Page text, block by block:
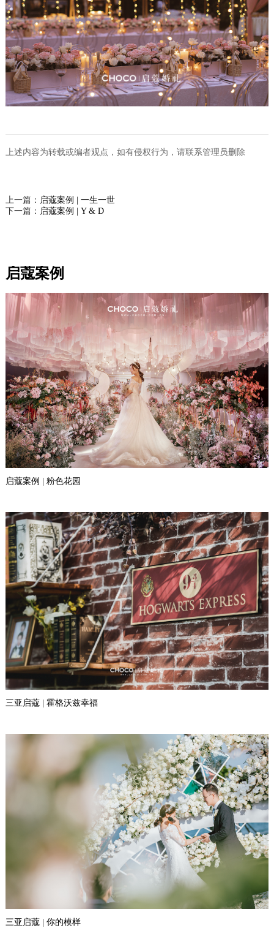
上述内容为转载或编者观点，如有侵权行为，请联系管理员删除
上一篇： 启蔻案例 | 一生一世
下一篇： 启蔻案例 | Y & D
启蔻案例
启蔻案例 | 粉色花园
三亚启蔻 | 霍格沃兹幸福
三亚启蔻 | 你的模样